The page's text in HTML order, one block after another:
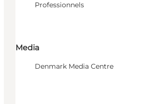
Professionnels
Media
Denmark Media Centre